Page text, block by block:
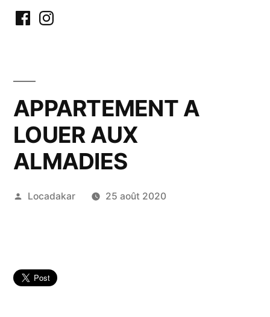
FacebookInstagram
APPARTEMENT A
LOUER AUX
ALMADIES
Publié
Locadakar 25 août 2020